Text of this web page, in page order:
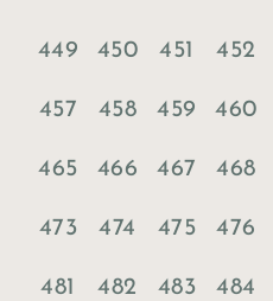
449 450 451 452
457 458 459 460
465 466 467 468
473 474 475 476
481 482 483 484